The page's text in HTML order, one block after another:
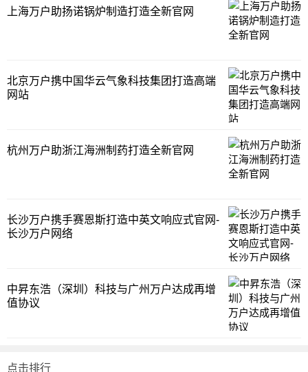
上海万户助扬诺锅炉制造打造全新官网
北京万户携中国华云气象科技集团打造高端
网站
杭州万户助浙江海洲制药打造全新官网
长沙万户携手赛恩斯打造中英文响应式官网-
长沙万户网络
中昇东浩（深圳）科技与广州万户达成再增
值协议
点击排行